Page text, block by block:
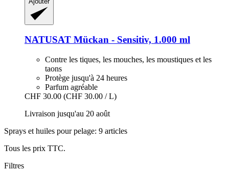
NATUSAT Mückan -​ Sensitiv, 1.000 ml
Contre les tiques, les mouches, les moustiques et les
taons
Protège jusqu'à 24 heures
Parfum agréable
CHF 30.00 (CHF 30.00 / L)
Livraison jusqu'au 20 août
Sprays et huiles pour pelage: 9 articles
Tous les prix TTC.
Filtres